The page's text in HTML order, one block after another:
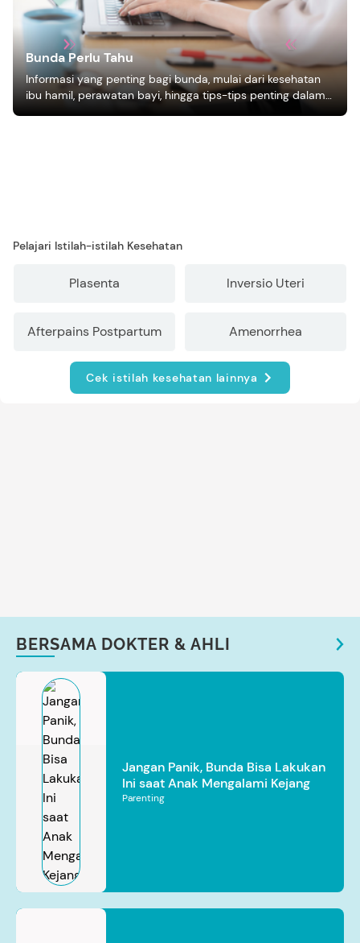
Bunda Perlu Tahu
Informasi yang penting bagi bunda, mulai dari kesehatan
ibu hamil, perawatan bayi, hingga tips-tips penting dalam
mengasuh anak
Pelajari Istilah-istilah Kesehatan
Plasenta Inversio Uteri
Afterpains Postpartum Amenorrhea
Cek istilah kesehatan lainnya
BERSAMA DOKTER & AHLI
Jangan Panik, Bunda Bisa Lakukan
Ini saat Anak Mengalami Kejang
Parenting